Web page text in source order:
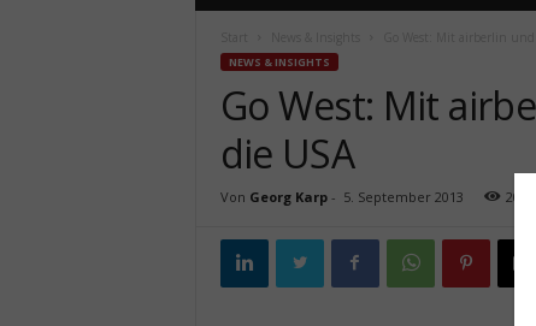
A
NEWS & INSIGHTS
Go West: Mit
die USA
Von Georg Karp- 5. September 2013 2077